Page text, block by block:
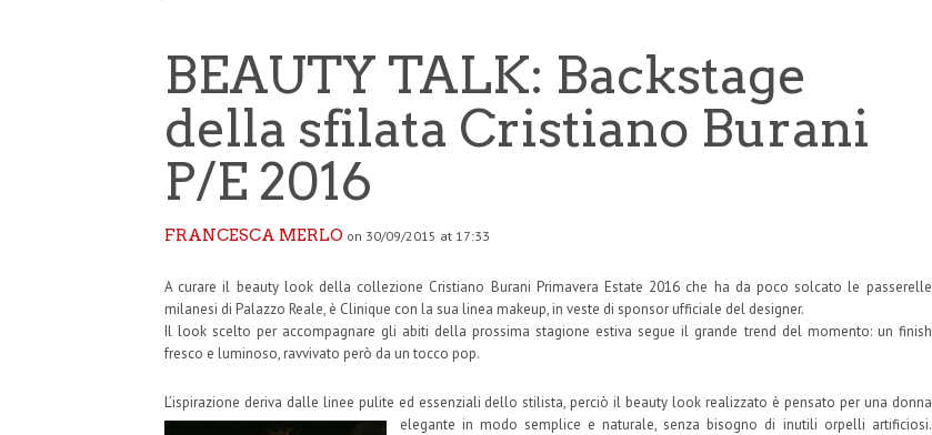
BEAUTY TALK: Backstage
della sfilata Cristiano Burani
P/E 2016
FRANCESCA MERLO on 30/09/2015 at 17:33
A curare il beauty look della collezione Cristiano Burani Primavera Estate 2016 che ha da poco solcato le passerelle
milanesi di Palazzo Reale, è Clinique con la sua linea makeup, in veste di sponsor ufficiale del designer.
Il look scelto per accompagnare gli abiti della prossima stagione estiva segue il grande trend del momento: un finish
fresco e luminoso, ravvivato però da un tocco pop.
L’ispirazione deriva dalle linee pulite ed essenziali dello stilista, perciò il beauty look realizzato è pensato per una donna
elegante in modo semplice e naturale, senza bisogno di inutili orpelli artificiosi.